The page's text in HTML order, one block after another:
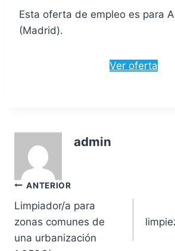
Esta oferta de empleo es para
(Madrid).
Ver oferta
admin
Navegación
de
entradas
ANTERIOR
Limpiador/a para
zonas comunes de
una urbanización